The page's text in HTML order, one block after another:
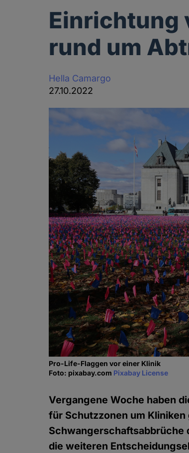
Einrichtung
rund um
Hella Camargo
27.10.2022
Pro-Life-Flaggen vor einer Klinik
Foto: pixabay.com Pixabay License
Vergangene Woche haben
für Schutzzonen um
die weiteren